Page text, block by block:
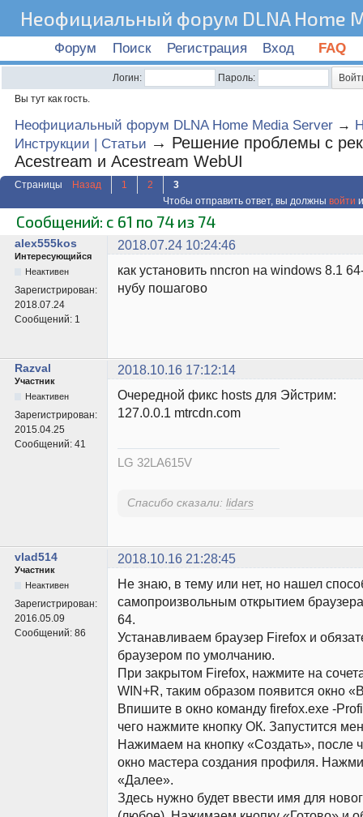
Неофициальный форум DLNA Home
Форум Поиск Регистрация Вход FAQ
Логин:
Пароль:
Вы тут как гость.
Неофициальный форум DLNA Home Media Server →
Инструкции | Статьи → Решение проблемы с
Acestream и Acestream WebUI
Страницы Назад 1 2
3
Чтобы отправить ответ, вы должны войти
Сообщений: с 61 по 74 из 74
alex555kos 2018.07.24 10:24:46
Интересующийся
Неактивен
Зарегистрирован:
2018.07.24
Сообщений: 1
как установить nncron на windows 8.1
нубу пошагово
Razval 2018.10.16 17:12:14
Участник
Неактивен
Зарегистрирован:
2015.04.25
Сообщений: 41
Очередной фикс hosts для Эйстрим:
127.0.0.1 mtrcdn.com
LG 32LA615V
Спасибо сказали: lidars
vlad514 2018.10.16 21:28:45
Участник
Неактивен
Зарегистрирован:
2016.05.09
Сообщений: 86
Не знаю, в тему или нет, но нашел
самопроизвольным открытием
64.
Устанавливаем браузер Firefox и
браузером по умолчанию.
При закрытом Firefox, нажмите на
WIN+R, таким образом появится окно
Впишите в окно команду firefox.exe -
чего нажмите кнопку ОК. Запустится
Нажимаем на кнопку «Создать», после
окно мастера создания профиля.
«Далее».
Здесь нужно будет ввести имя для